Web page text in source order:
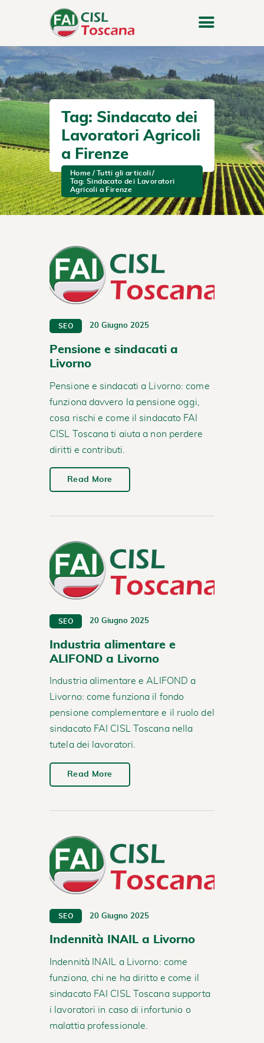
Tag: Sindacato dei
Lavoratori Agricoli
a Firenze
Home
Tutti gli articoli
Tag: Sindacato dei Lavoratori
Agricoli a Firenze
SEO 20 Giugno 2025
Pensione e sindacati a
Livorno
Pensione e sindacati a Livorno: come
funziona davvero la pensione oggi,
cosa rischi e come il sindacato FAI
CISL Toscana ti aiuta a non perdere
diritti e contributi.
Read More
SEO 20 Giugno 2025
Industria alimentare e
ALIFOND a Livorno
Industria alimentare e ALIFOND a
Livorno: come funziona il fondo
pensione complementare e il ruolo del
sindacato FAI CISL Toscana nella
tutela dei lavoratori.
Read More
SEO 20 Giugno 2025
Indennità INAIL a Livorno
Indennità INAIL a Livorno: come
funziona, chi ne ha diritto e come il
sindacato FAI CISL Toscana supporta
i lavoratori in caso di infortunio o
malattia professionale.